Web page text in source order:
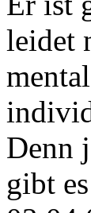
leidet
Denn
gibt